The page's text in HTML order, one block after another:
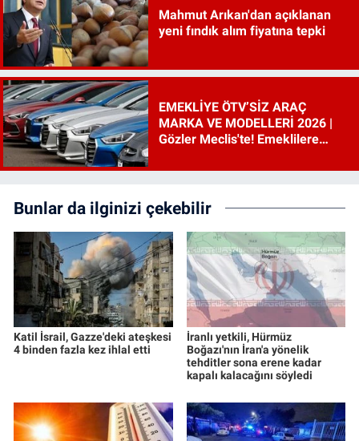
Mahmut Arıkan'dan açıklanan
yeni fındık alım fiyatına tepki
EMEKLİYE ÖTV’SİZ ARAÇ
MARKA VE MODELLERİ 2026 |
Gözler Meclis'te! Emeklilere
ne?
Bunlar da ilginizi çekebilir
Katil İsrail, Gazze'deki ateşkesi
4 binden fazla kez ihlal etti
İranlı yetkili, Hürmüz
Boğazı'nın İran'a yönelik
tehditler sona erene kadar
kapalı kalacağını söyledi